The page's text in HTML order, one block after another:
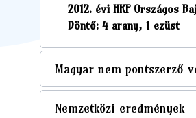
2012. évi HKF Országos
Döntő: 4 arany, 1 ezüst
Magyar nem pontszerző
Nemzetközi eredmények